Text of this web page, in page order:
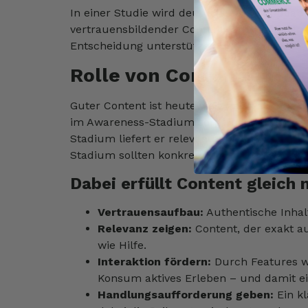
In einer Studie wird deutlich, dass
vertrauensbildender Content fördern die
Entscheidung unterstützen.
Rolle von Content
Guter Content ist heute weit mehr als nur
im Awareness-Stadium sorgt
Stadium liefert er relevante Informationen,
Stadium sollten konkrete Kaufanreize
Dabei erfüllt Content gleich
Vertrauensaufbau: Authentische
Relevanz zeigen: Content, der exakt
wie Hilfe.
Interaktion fördern: Durch Features
Konsum aktives Erleben – und damit
Handlungsaufforderung geben: Ein